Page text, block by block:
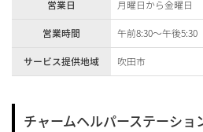
営業日
月曜日から金曜日
営業時間
午前8:30～午後5:30
サービス提供地域
吹田市
チャームヘルパーステーショ